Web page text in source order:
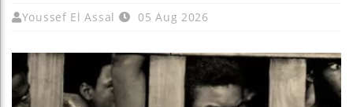
Youssef El Assal 05 Aug 2026